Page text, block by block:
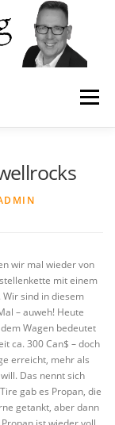
Menü
wir mal wieder von
mit einem
sind in diesem
– auweh! Heute
Wagen bedeutet
ca. 300 Can$ – doch
erreicht, mehr als
Das nennt sich
gab es Propan, die
getankt, aber dann